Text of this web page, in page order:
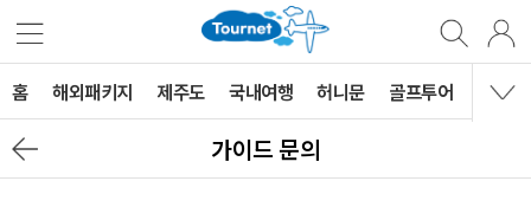
홈 해외패키지 제주도 국내여행 허니문 골프투어 MVG
가이드 문의